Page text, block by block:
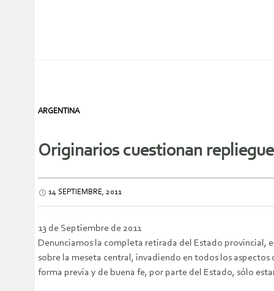
ARGENTINA
Originarios cuestionan
14 SEPTIEMBRE, 2011
13 de Septiembre de 2011
Denunciamos la completa retirada del Estado provincial,
sobre la meseta central, invadiendo en todos los
forma previa y de buena fe, por parte del Estado, sólo